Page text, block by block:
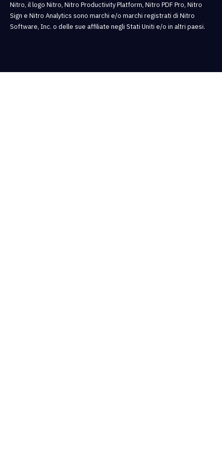
Nitro, il logo Nitro, Nitro Productivity Platform, Nitro PDF Pro, Nitro
Sign e Nitro Analytics sono marchi e/o marchi registrati di Nitro
Software, Inc. o delle sue affiliate negli Stati Uniti e/o in altri paesi.